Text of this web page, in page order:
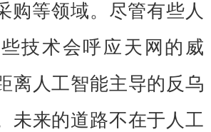
购等领域。尽管有些人
技术会呼应天网的威
离人工智能主导的反乌
未来的道路不在于人工